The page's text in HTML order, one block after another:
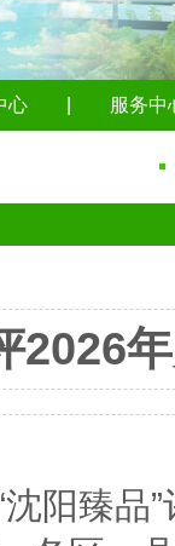
心 服务中
2026
沈阳臻品